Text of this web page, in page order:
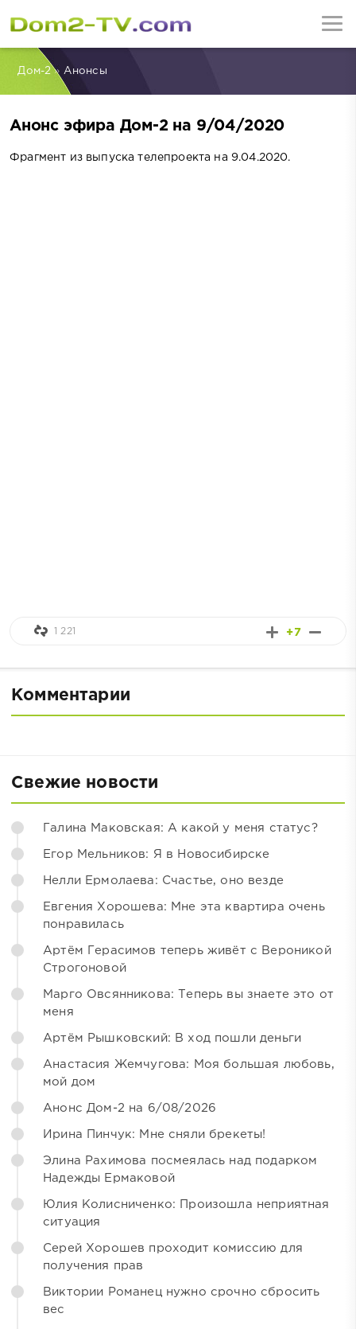
Дом-2» Анонсы
Анонс эфира Дом-2 на 9/04/2020
Фрагмент из выпуска телепроекта на 9.04.2020.
+7
1 221
Комментарии
Свежие новости
Галина Маковская: А какой у меня статус?
Егор Мельников: Я в Новосибирске
Нелли Ермолаева: Счастье, оно везде
Евгения Хорошева: Мне эта квартира очень
понравилась
Артём Герасимов теперь живёт с Вероникой
Строгоновой
Марго Овсянникова: Теперь вы знаете это от
меня
Артём Рышковский: В ход пошли деньги
Анастасия Жемчугова: Моя большая любовь,
мой дом
Анонс Дом-2 на 6/08/2026
Ирина Пинчук: Мне сняли брекеты!
Элина Рахимова посмеялась над подарком
Надежды Ермаковой
Юлия Колисниченко: Произошла неприятная
ситуация
Серей Хорошев проходит комиссию для
получения прав
Виктории Романец нужно срочно сбросить
вес